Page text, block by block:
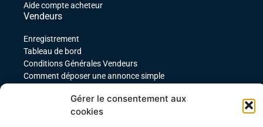
Gérer le consentement aux
cookies
Aide compte acheteur
Vendeurs
Enregistrement
Tableau de bord
Conditions Générales Vendeurs
Comment déposer une annonce simple
comment déposer une annonce pour un produit
téléchargeable